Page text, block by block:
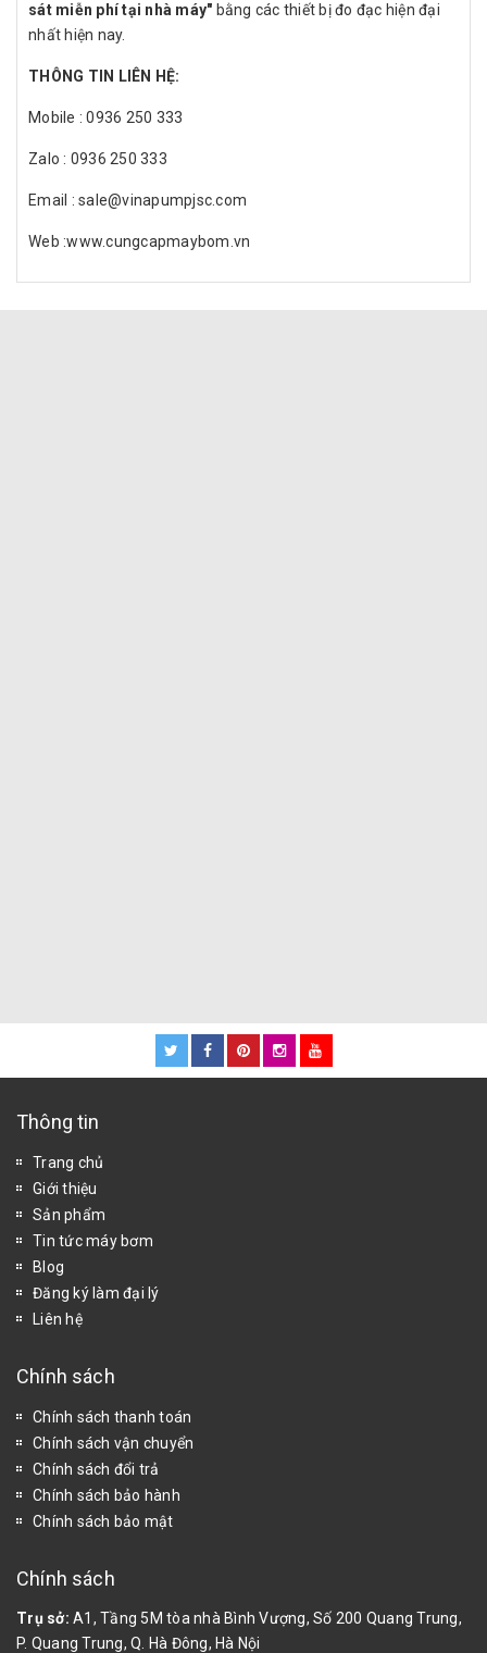
sát miễn phí tại nhà máy" bằng các thiết bị đo đạc hiện đại
nhất hiện nay.
THÔNG TIN LIÊN HỆ:
Mobile : 0936 250 333
Zalo : 0936 250 333
Email : sale@vinapumpjsc.com
Web :www.cungcapmaybom.vn
Thông tin
Trang chủ
Giới thiệu
Sản phẩm
Tin tức máy bơm
Blog
Đăng ký làm đại lý
Liên hệ
Chính sách
Chính sách thanh toán
Chính sách vận chuyển
Chính sách đổi trả
Chính sách bảo hành
Chính sách bảo mật
Chính sách
Trụ sở: A1, Tầng 5M tòa nhà Bình Vượng, Số 200 Quang Trung,
P. Quang Trung, Q. Hà Đông, Hà Nội